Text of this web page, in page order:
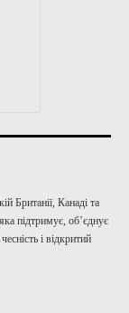
Британії, Канаді та
підтримує, об’єднує
і відкритий